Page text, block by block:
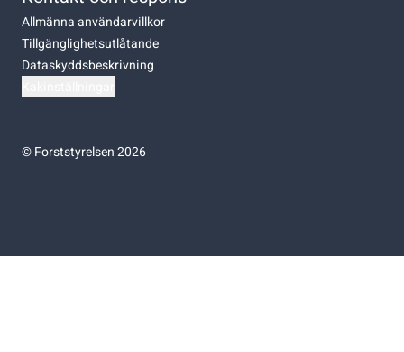
Allmänna användarvillkor
Tillgänglighetsutlåtande
Dataskyddsbeskrivning
©Forststyrelsen 2026